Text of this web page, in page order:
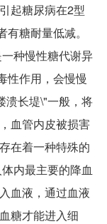
起糖尿病在2型
糖耐量低减。
种慢性糖代谢异
性作用，会慢慢
溃长堤\"一般，将
血管内皮被损害
在着一种特殊的
内最主要的降血
血液，通过血液
糖才能进入细